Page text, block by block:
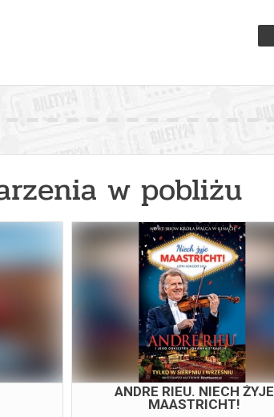
w pobliżu
ANDRE RIEU. NIECH ŻYJE
MAASTRICHT!